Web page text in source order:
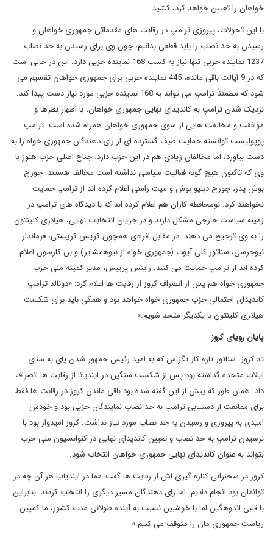
خواهان را تعیین خواهد کرد، کشید.
با این تحولات، پیروزی ترامپ در رقابت های مقدماتی جمهوری خواهان و
رسیدن به حد نصاب را باید قطعی بدانیم، چون وی برای رسیدن به حد نصاب
1237 نماینده حزبی تنها نیاز به کسب 168 نماینده حزبی دارد. این در حالی است
که در 9 ایالت باقی مانده، 445 نماینده حزبی برای جمهوری خواهان تقسیم می
شود که مطمئناً ترامپ می تواند به 168 نماینده حزبی مورد نیاز دست پیدا کند.
نزدیک شدن ترامپ به کاندیدای نهایی جمهوری خواهان، با اظهار نظرها و
موافقت و مخالفت هایی از سوی جمهوری خواهان همراه شده است. ترامپ
پوپولیست توانسته حمایت طیف گسترده ای از رای دهندگان جمهوری خواه را به
دست بیاورد، اما مخالفان زیادی هم در این حزب دارد. جناح اصلی حزب هنوز با
وی که تاکنون هیچ گونه فعالیت سیاسی نداشته است مخالف هستند. جورج
بوش پدر، جورج دبلیو بوش و میت رامنی اعلام کرده اند از ترامپ حمایت
نخواهند کرد. نومحافظه کاران هم اعلام کرده اند که با دیدگاه های ترامپ در
زمینه سیاست خارجی مشکل دارند و در جریان انتخابات نهایی، هیلاری کلینتون
را به وی ترجیح می دهند. در مقابل افرادی همچون کریس کریستی، فرماندار
نیوجرسی، سناتور کلی آیوت (جمهوری خواه از نیوهمشایر) و بن کارسون اعلام
کرده اند از ترامپ حمایت می کنند. راینس پریبس، مدیر کمیته ملی حزب
جمهوری خواه هم پس از انصراف کروز از رقابت ها اعلام کرد: «دونالد ترامپ
کاندیدای احتمالی حزب جمهوری خواه خواهد بود و همگی باید برای شکست
هیلاری کلینتون با یکدیگر متحد شویم.»
پایان رویای کروز
تد کروز، سناتور تازه کار تگزاس که به امید رئیس جمهور شدن پای به سنای
ایالات متحده گذاشته بود پس از شکست سنگین در ایندیانا از رقابت ها انصراف
داد. همان طور که پیش از این گفته شده بود باقی ماندن کروز در رقابت ها فقط
برای ممانعت از دستیابی ترامپ به حد نصاب نمایندگان حزبی بود و خودش
امیدی به پیروزی و رسیدن به حد نصاب مورد نیاز نداشت. کروز امیدوار بود با
نرسیدن ترامپ به حد نصاب و تعیین کاندیدای نهایی در کنوانسیون ملی حزب
بتواند به عنوان کاندیدای نهایی جمهوری خواهان انتخاب شود.
کروز در سخنرانی کناره گیری اش از رقابت ها گفت: «ما در ایندیانیا هر آن چه در
توانمان بود انجام دادیم. اما رای دهندگان مسیر دیگری را انتخاب کردند. بنابراین
با قلبی اندوهگین اما با خوشبین نسبت به آینده طولانی مدت کشور، ما کمپین
ریاست جمهوری مان را متوقف می کنیم.»